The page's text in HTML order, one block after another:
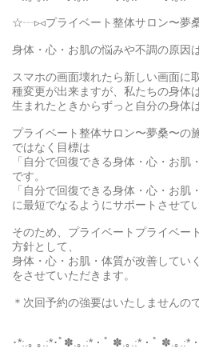
☆┄▹◃プライベート整体サロン〜夢
身体・心・お肌の悩みや不調の原因
スマホの画面壊れたら新しい画面に
種変更が出来ますが、私たちの身体
生まれたときからずっと自分の身体
プライベート整体サロン〜夢桑〜の
ではなく目標は
「自分で回復できる身体・心・お肌
です。
「自分で回復できる身体・心・お肌
に最短でなるようにサポートさせて
そのため、プライベートプライベー
方針として、
身体・心・お肌・体質が改善してい
をさせていただきます。
＊次回予約の強要はいたしませんの
･*:.｡ ｡.:*･ﾟ✽.｡.:*・ﾟ ✽.｡.:*・ﾟ ✽.｡.:*